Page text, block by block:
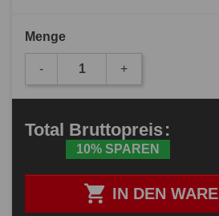
Menge
- +
 IN DEN
Total Bruttopreis:
10% SPAREN